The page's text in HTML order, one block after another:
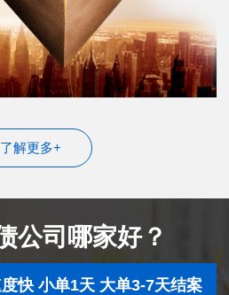
了解更多+
公司哪家好？
快 小单1天 大单3-7天结案